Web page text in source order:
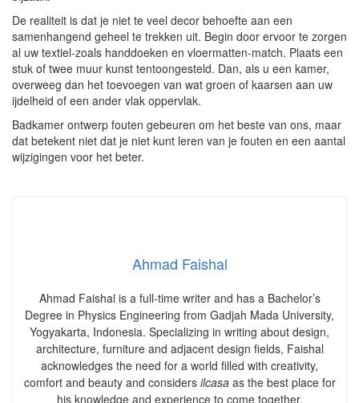
De realiteit is dat je niet te veel decor behoefte aan een
samenhangend geheel te trekken uit. Begin door ervoor te zorgen
al uw textiel-zoals handdoeken en vloermatten-match. Plaats een
stuk of twee muur kunst tentoongesteld. Dan, als u een kamer,
overweeg dan het toevoegen van wat groen of kaarsen aan uw
ijdelheid of een ander vlak oppervlak.
Badkamer ontwerp fouten gebeuren om het beste van ons, maar
dat betekent niet dat je niet kunt leren van je fouten en een aantal
wijzigingen voor het beter.
Ahmad Faishal
Ahmad Faishal is a full-time writer and has a Bachelor’s
Degree in Physics Engineering from Gadjah Mada University,
Yogyakarta, Indonesia. Specializing in writing about design,
architecture, furniture and adjacent design fields, Faishal
acknowledges the need for a world filled with creativity,
comfort and beauty and considers ilcasaas the best place for
his knowledge and experience to come together.